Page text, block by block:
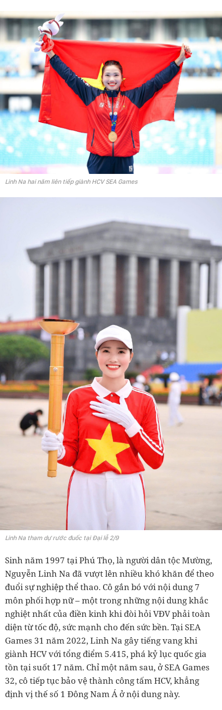
Linh Na hai năm liên tiếp giành HCV SEA Games
Linh Na tham dự rước đuốc tại Đại lễ 2/9
Sinh năm 1997 tại Phú Thọ, là người dân tộc Mường,
Nguyễn Linh Na đã vượt lên nhiều khó khăn để theo
đuổi sự nghiệp thể thao. Cô gắn bó với nội dung 7
môn phối hợp nữ– một trong những nội dung khắc
nghiệt nhất của điền kinh khi đòi hỏi VĐV phải toàn
diện từ tốc độ, sức mạnh cho đến sức bền. Tại SEA
Games 31 năm 2022, Linh Na gây tiếng vang khi
giành HCV với tổng điểm 5.415, phá kỷ lục quốc gia
tồn tại suốt 17 năm. Chỉ một năm sau, ở SEA Games
32, cô tiếp tục bảo vệ thành công tấm HCV, khẳng
định vị thế số 1 Đông Nam Á ở nội dung này.